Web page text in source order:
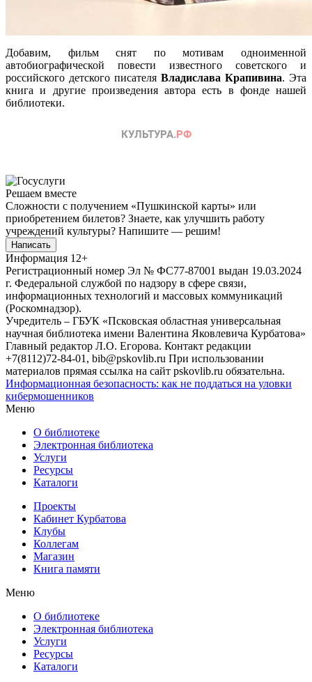
Добавим, фильм снят по мотивам одноименной
автобиографической повести известного советского и
российского детского писателя Владислава Крапивина. Эта
книга и другие произведения автора есть в фонде нашей
библиотеки.
Решаем вместе
Сложности с получением «Пушкинской карты» или
приобретением билетов? Знаете, как улучшить работу
учреждений культуры? Напишите — решим!
Написать
Информация 12+
Регистрационный номер Эл № ФС77-87001 выдан 19.03.2024
г. Федеральной службой по надзору в сфере связи,
информационных технологий и массовых коммуникаций
(Роскомнадзор).
Учредитель – ГБУК «Псковская областная универсальная
научная библиотека имени Валентина Яковлевича Курбатова»
Главный редактор Л.О. Егорова. Контакт редакции
+7(8112)72-84-01, bib@pskovlib.ru При использовании
материалов прямая ссылка на сайт pskovlib.ru обязательна.
Информационная безопасность: как не поддаться на уловки
кибермошенников
Меню
О библиотеке
Электронная библиотека
Услуги
Ресурсы
Каталоги
Проекты
Кабинет Курбатова
Клубы
Коллегам
Магазин
Книга памяти
Меню
О библиотеке
Электронная библиотека
Услуги
Ресурсы
Каталоги